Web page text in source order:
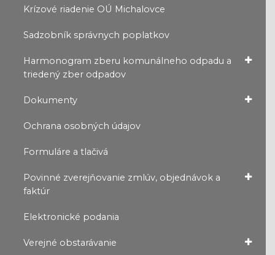
Krízové riadenie OÚ Michalovce
Sadzobník správnych poplatkov
Harmonogram zberu komunálneho odpadu a
triedený zber odpadov
Dokumenty
Ochrana osobných údajov
Formuláre a tlačivá
Povinné zverejňovanie zmlúv, objednávok a
faktúr
Elektronické podania
Verejné obstarávanie